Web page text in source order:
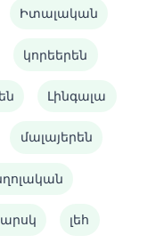
Իտալական
կորեերեն
Լինգալա
մալայերեն
լեհ